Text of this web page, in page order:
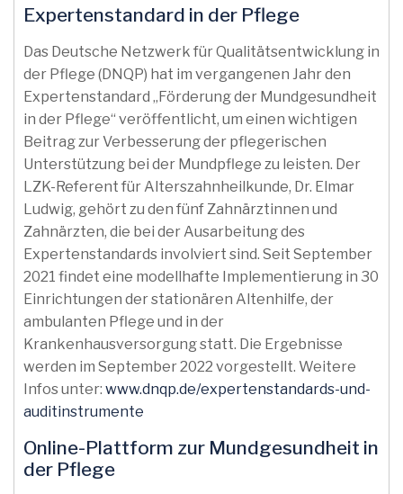
Expertenstandard in der Pflege
Das Deutsche Netzwerk für Qualitätsentwicklung in
der Pflege (DNQP) hat im vergangenen Jahr den
Expertenstandard „Förderung der Mundgesundheit
in der Pflege“ veröffentlicht, um einen wichtigen
Beitrag zur Verbesserung der pflegerischen
Unterstützung bei der Mundpflege zu leisten. Der
LZK-Referent für Alterszahnheilkunde, Dr. Elmar
Ludwig, gehört zu den fünf Zahnärztinnen und
Zahnärzten, die bei der Ausarbeitung des
Expertenstandards involviert sind. Seit September
2021 findet eine modellhafte Implementierung in 30
Einrichtungen der stationären Altenhilfe, der
ambulanten Pflege und in der
Krankenhausversorgung statt. Die Ergebnisse
werden im September 2022 vorgestellt. Weitere
Infos unter: www.dnqp.de/expertenstandards-und-
auditinstrumente
Online-Plattform zur Mundgesundheit in
der Pflege